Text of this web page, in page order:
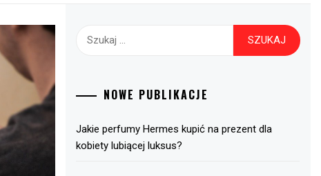
Szukaj:
NOWE PUBLIKACJE
Jakie perfumy Hermes kupić na prezent dla
kobiety lubiącej luksus?